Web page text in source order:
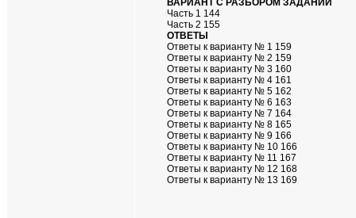
ВАРИАНТ С РАЗБОРОМ ЗАДАНИЙ
Часть 1 144
Часть 2 155
ОТВЕТЫ
Ответы к варианту № 1 159
Ответы к варианту № 2 159
Ответы к варианту № 3 160
Ответы к варианту № 4 161
Ответы к варианту № 5 162
Ответы к варианту № 6 163
Ответы к варианту № 7 164
Ответы к варианту № 8 165
Ответы к варианту № 9 166
Ответы к варианту № 10 166
Ответы к варианту № 11 167
Ответы к варианту № 12 168
Ответы к варианту № 13 169